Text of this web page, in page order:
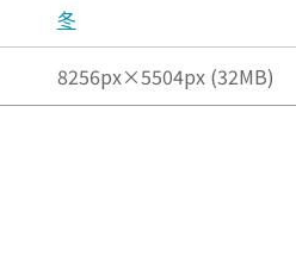
冬
8256px×5504px (32MB)